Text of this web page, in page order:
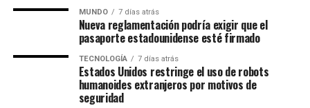
Un evento de alcance mundial
Las Asambleas Regionales “Felices para siempre” se
MUNDO 7 días atrás
Nueva reglamentación podría exigir que el
pasaporte estadounidense esté firmado
TECNOLOGÍA 7 días atrás
Estados Unidos restringe el uso de robots
humanoides extranjeros por motivos de
seguridad